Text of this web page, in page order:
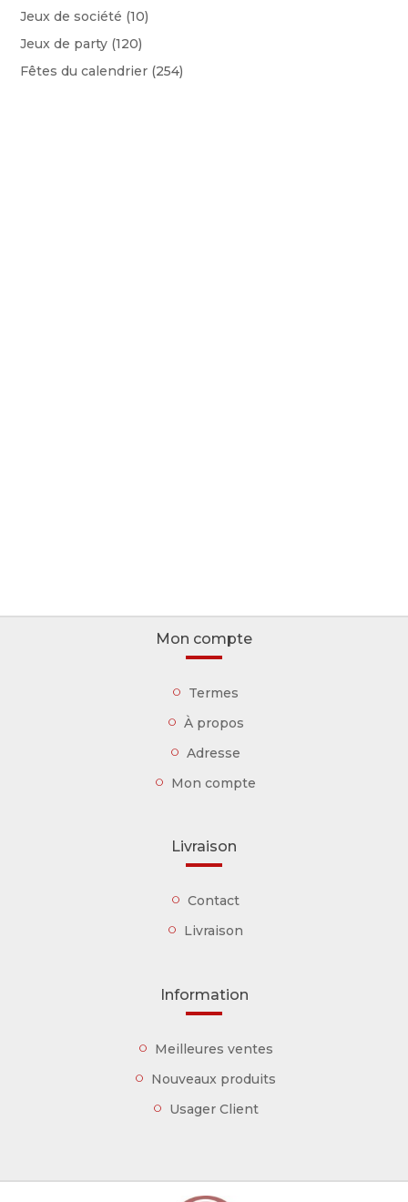
Jeux de société (10)
Jeux de party (120)
Fêtes du calendrier (254)
Mon compte
Termes
À propos
Adresse
Mon compte
Livraison
Contact
Livraison
Information
Meilleures ventes
Nouveaux produits
Usager Client